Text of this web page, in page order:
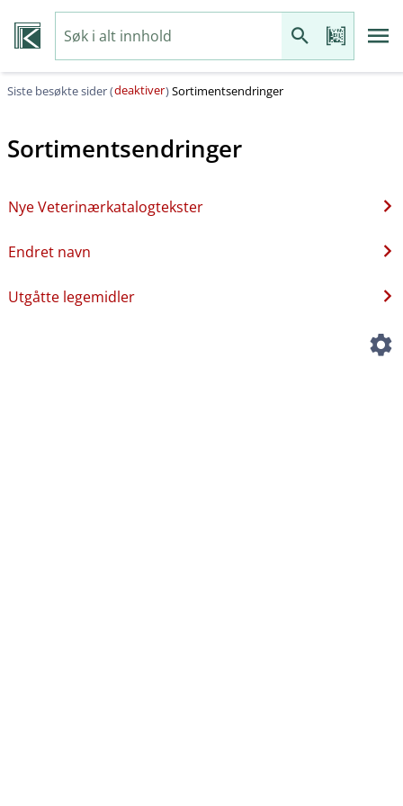
Siste besøkte sider (deaktiver)Sortimentsendringer
Sortimentsendringer
Nye Veterinærkatalogtekster
Endret navn
Utgåtte legemidler